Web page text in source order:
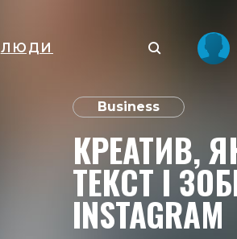
ЛЮДИ
Business
КРЕАТИВ,
ТЕКСТ І
INSTAGRAM